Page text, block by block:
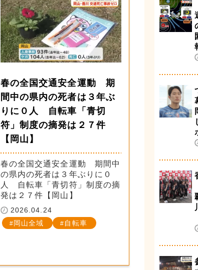
春の全国交通安全運動 期
間中の県内の死者は３年ぶ
りに０人 自転車「青切
符」制度の摘発は２７件
【岡山】
春の全国交通安全運動 期間中
の県内の死者は３年ぶりに０
人 自転車「青切符」制度の摘
発は２７件【岡山】
2026.04.24
岡山全域
自転車